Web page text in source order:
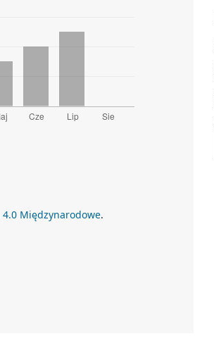
Międzynarodowe.